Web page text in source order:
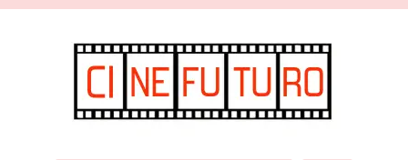
site, analisar seu uso de nossos produtos e
serviços, ajudar com nossos esforços de
marketing e fornecer conteúdo de terceiros. Leia
Política de Cookies e Privacidade
Eu aceito